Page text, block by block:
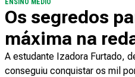
ENSINO MÉDIO
Os segredos
máxima na
A estudante Izadora Furtado,
conseguiu conquistar os mil